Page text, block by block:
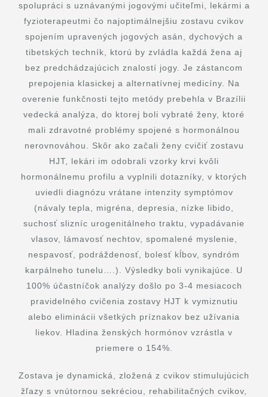
spolupráci s uznávanými jogovými učiteľmi, lekármi a
fyzioterapeutmi čo najoptimálnejšiu zostavu cvikov
spojením upravených jogových asán, dychových a
tibetských techník, ktorú by zvládla každá žena aj
bez predchádzajúcich znalostí jogy. Je zástancom
prepojenia klasickej a alternatívnej medicíny. Na
overenie funkčnosti tejto metódy prebehla v Brazílii
vedecká analýza, do ktorej boli vybraté ženy, ktoré
mali zdravotné problémy spojené s hormonálnou
nerovnováhou. Skôr ako začali ženy cvičiť zostavu
HJT, lekári im odobrali vzorky krvi kvôli
hormonálnemu profilu a vyplnili dotazníky, v ktorých
uviedli diagnózu vrátane intenzity symptómov
(návaly tepla, migréna, depresia, nízke libido,
suchosť slizníc urogenitálneho traktu, vypadávanie
vlasov, lámavosť nechtov, spomalené myslenie,
nespavosť, podráždenosť, bolesť kĺbov, syndróm
karpálneho tunelu….). Výsledky boli vynikajúce. U
100% účastníčok analýzy došlo po 3-4 mesiacoch
pravidelného cvičenia zostavy HJT k vymiznutiu
alebo eliminácii všetkých príznakov bez užívania
liekov. Hladina ženských hormónov vzrástla v
priemere o 154%.
Zostava je dynamická, zložená z cvikov stimulujúcich
žľazy s vnútornou sekréciou, rehabilitačných cvikov,